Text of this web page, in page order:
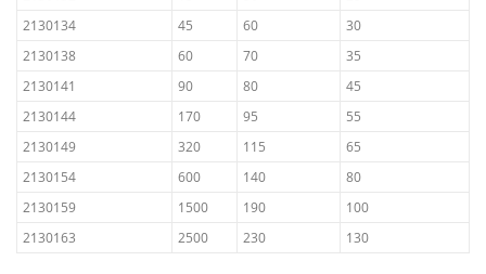
2130134
45 60
30
2130138
60 70
35
2130141
90 80
45
2130144
170 95
55
2130149
320 115
65
2130154
600 140
80
2130159
1500 190
100
2130163
2500 230 130